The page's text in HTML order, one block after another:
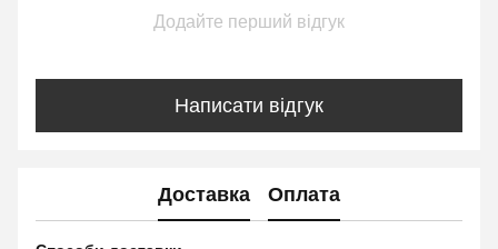
Додайте перший відгук
Написати відгук
Доставка Оплата